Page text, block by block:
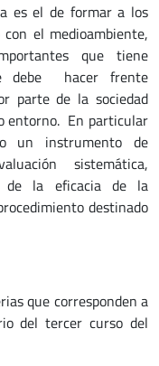
es el de formar a los
el medioambiente,
que tiene
debe hacer frente
parte de la sociedad
entorno. En particular
un instrumento de
sistemática,
de la eficacia de la
destinado
que corresponden a
del tercer curso del